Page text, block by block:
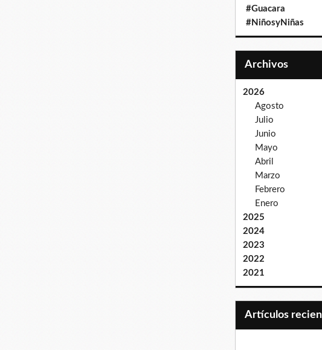
#Guacara
#NiñosyNiñas
Archivos
2026
Agosto
Julio
Junio
Mayo
Abril
Marzo
Febrero
Enero
2025
2024
2023
2022
2021
Artículos